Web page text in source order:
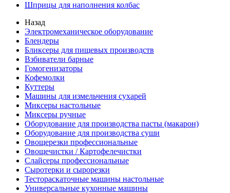
Шприцы для наполнения колбас
Назад
Электромеханическое оборудование
Блендеры
Бликсеры для пищевых производств
Взбиватели барные
Гомогенизаторы
Кофемолки
Куттеры
Машины для измельчения сухарей
Миксеры настольные
Миксеры ручные
Оборудование для производства пасты (макарон)
Оборудование для производства суши
Овощерезки профессиональные
Овощечистки / Картофелечистки
Слайсеры профессиональные
Сыротерки и сырорезки
Тестораскаточные машины настольные
Универсальные кухонные машины